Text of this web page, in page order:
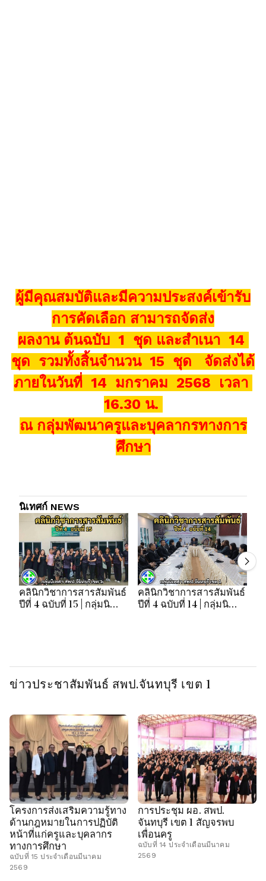
ผู้มีคุณสมบัติและมีความประสงค์เข้ารับ
การคัดเลือก สามารถจัดส่ง
ผลงาน ต้นฉบับ 1 ชุด และสำเนา 14
ชุด รวมทั้งสิ้นจำนวน 15 ชุด จัดส่งได้
ภายในวันที่ 14 มกราคม 2568 เวลา
16.30 น.
ณ กลุ่มพัฒนาครูและบุคลากรทางการ
ศึกษา
นิเทศก์ NEWS
คลินิกวิชาการสารสัมพันธ์
ปีที่ 4 ฉบับที่ 15 | กลุ่มนิ
คลินิกวิชาการสารสัมพันธ์
ปีที่ 4 ฉบับที่ 14 | กลุ่มนิ
ข่าวประชาสัมพันธ์ สพป.จันทบุรี เขต 1
โครงการส่งเสริมความรู้ทาง
ด้านกฎหมายในการปฏิบัติ
หน้าที่แก่ครูและบุคลากร
ทางการศึกษา
ฉบับที่ 15 ประจำเดือนมีนาคม
2569
การประชุม ผอ. สพป.
จันทบุรี เขต 1 สัญจรพบ
เพื่อนครู
ฉบับที่ 14 ประจำเดือนมีนาคม
2569